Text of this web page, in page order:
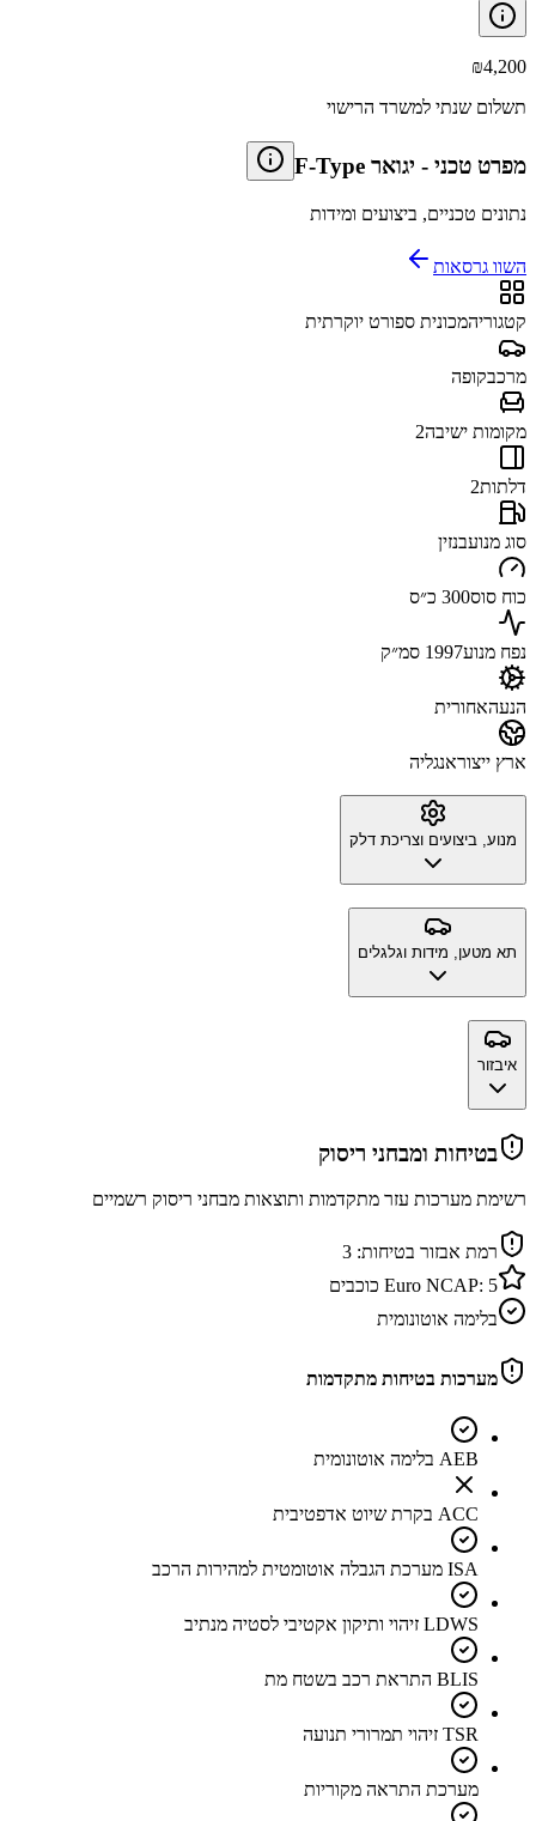
₪4,200
תשלום שנתי למשרד הרישוי
מפרט טכני - יגואר F-Type
נתונים טכניים, ביצועים ומידות
השוו גרסאות
קטגוריהמכונית ספורט יוקרתית
מרכבקופה
מקומות ישיבה2
דלתות2
סוג מנועבנזין
כוח סוס300 כ״ס
נפח מנוע1997 סמ״ק
הנעהאחורית
ארץ ייצוראנגליה
מנוע, ביצועים וצריכת דלק
תא מטען, מידות וגלגלים
איבזור
בטיחות ומבחני ריסוק
רשימת מערכות עזר מתקדמות ותוצאות מבחני ריסוק רשמיים
רמת אבזור בטיחות: 3
Euro NCAP: 5
כוכבים
בלימה אוטונומית
מערכות בטיחות מתקדמות
AEB בלימה אוטונומית
ACC בקרת שיוט אדפטיבית
ISA מערכת הגבלה אוטומטית למהירות הרכב
LDWS זיהוי ותיקון אקטיבי לסטיה מנתיב
BLIS התראת רכב בשטח מת
TSR זיהוי תמרורי תנועה
מערכת התראה מקוריות